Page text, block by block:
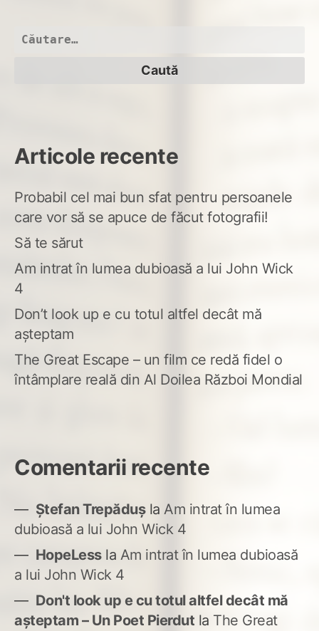
Caută
Articole recente
Probabil cel mai bun sfat pentru persoanele
care vor să se apuce de făcut fotografii!
Să te sărut
Am intrat în lumea dubioasă a lui John Wick
4
Don’t look up e cu totul altfel decât mă
așteptam
The Great Escape – un film ce redă fidel o
întâmplare reală din Al Doilea Război Mondial
Comentarii recente
Ștefan Trepădușla Am intrat în lumea
dubioasă a lui John Wick 4
HopeLessla Am intrat în lumea dubioasă
a lui John Wick 4
Don't look up e cu totul altfel decât mă
așteptam – Un Poet Pierdut la The Great